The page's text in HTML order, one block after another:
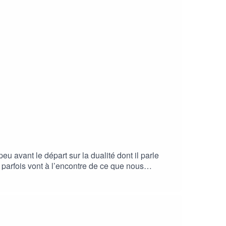
avant le départ sur la dualité dont il parle
vont à l’encontre de ce que nous
qui partait en mer pour gagner. Or là, ce
projet durable. Cette dualité nous l’avons
C’est pourquoi nous avons rencontré deux
de la responsabilité sociale des